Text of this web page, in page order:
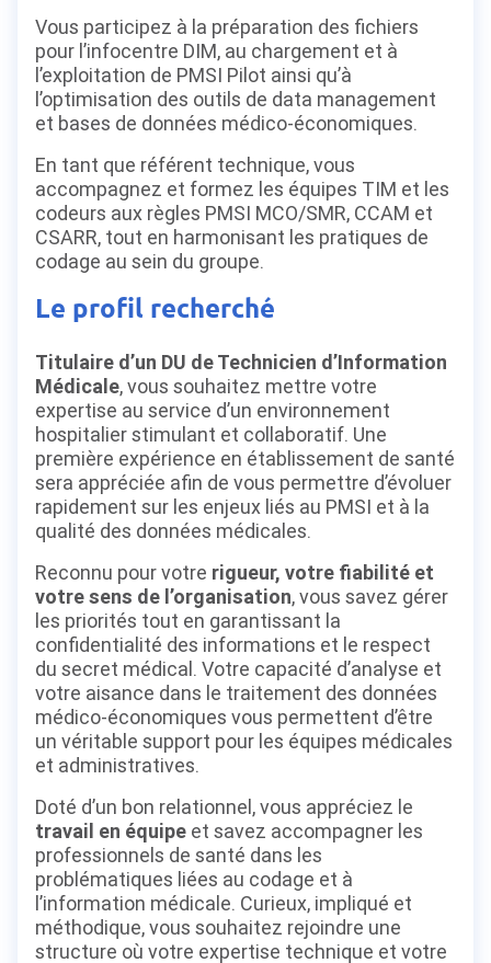
Vous participez à la préparation des fichiers
pour l’infocentre DIM, au chargement et à
l’exploitation de PMSI Pilot ainsi qu’à
l’optimisation des outils de data management
et bases de données médico-économiques.
En tant que référent technique, vous
accompagnez et formez les équipes TIM et les
codeurs aux règles PMSI MCO/SMR, CCAM et
CSARR, tout en harmonisant les pratiques de
codage au sein du groupe.
Le profil recherché
Titulaire d’un DU de Technicien d’Information
Médicale, vous souhaitez mettre votre
expertise au service d’un environnement
hospitalier stimulant et collaboratif. Une
première expérience en établissement de santé
sera appréciée afin de vous permettre d’évoluer
rapidement sur les enjeux liés au PMSI et à la
qualité des données médicales.
Reconnu pour votre rigueur, votre fiabilité et
votre sens de l’organisation, vous savez gérer
les priorités tout en garantissant la
confidentialité des informations et le respect
du secret médical. Votre capacité d’analyse et
votre aisance dans le traitement des données
médico-économiques vous permettent d’être
un véritable support pour les équipes médicales
et administratives.
Doté d’un bon relationnel, vous appréciez le
travail en équipe et savez accompagner les
professionnels de santé dans les
problématiques liées au codage et à
l’information médicale. Curieux, impliqué et
méthodique, vous souhaitez rejoindre une
structure où votre expertise technique et votre